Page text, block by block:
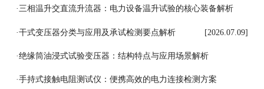
[2026.07.11]
·三相温升交直流升流器：电力设备温升试验的核心装备解析
[2026.07.10]
·干式变压器分类与应用及承试检测要点解析 [2026.07.09]
·绝缘筒油浸式试验变压器：结构特点与应用场景解析
[2026.07.08]
·手持式接触电阻测试仪：便携高效的电力连接检测方案